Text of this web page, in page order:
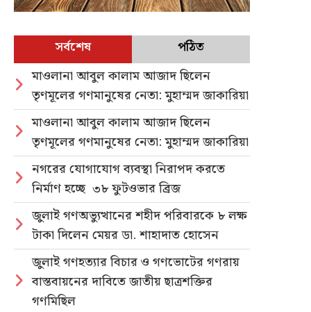
সর্বশেষ
পঠিত
মাওলানা আবুল কালাম আজাদ ছিলেন
তৃণমূলের গণমানুষের নেতা: মুহাম্মদ জাকারিয়া
মাওলানা আবুল কালাম আজাদ ছিলেন
তৃণমূলের গণমানুষের নেতা: মুহাম্মদ জাকারিয়া
নগরের যোগাযোগ ব্যবস্থা নিরাপদ করতে
নির্মাণ হচ্ছে ৩৮ ফুটওভার ব্রিজ
জুলাই গণঅভ্যুত্থানের শহীদ পরিবারকে ৮ লক্ষ
টাকা দিলেন মেয়র ডা. শাহাদাত হোসেন
জুলাই গণহত্যার বিচার ও গণভোটের গণরায়
বাস্তবায়নের দাবিতে জাতীয় ছাত্রশক্তির
গণমিছিল